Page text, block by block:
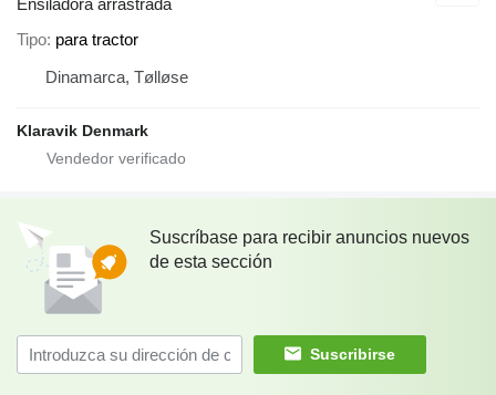
Ensiladora arrastrada
Tipo para tractor
Dinamarca, Tølløse
Klaravik Denmark
Suscríbase para recibir anuncios nuevos
de esta sección
Suscribirse